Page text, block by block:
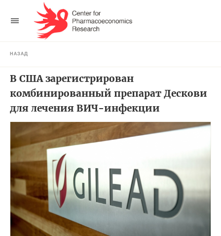
НАЗАД
В США зарегистрирован
комбинированный препарат Дескови
для лечения ВИЧ-инфекции